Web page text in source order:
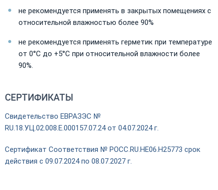
не рекомендуется применять в закрытых помещениях с
относительной влажностью более 90%
не рекомендуется применять герметик при температуре
от 0°С до +5°С при относительной влажности более
90%.
СЕРТИФИКАТЫ
Свидетельство ЕВРАЗЭС №
RU.18.УЦ.02.008.Е.000157.07.24 от 04.07.2024 г.
Сертификат Соответствия № PОСС.RU.НЕ06.Н25773 срок
действия с 09.07.2024 по 08.07.2027 г.